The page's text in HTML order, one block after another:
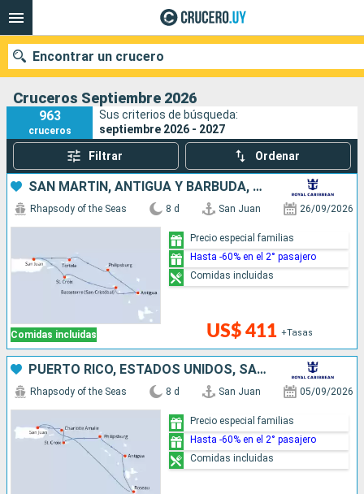
Encontrar un crucero
Nuestros destinos
Fecha de salida
Buscar
Cruceros Septiembre 2026
963
cruceros
Sus criterios de búsqueda:
septiembre 2026 - 2027
Filtrar Ordenar
SAN MARTÍN, ANTIGUA Y BARBUDA, PUERTO RICO
Comidas incluidas
Rhapsody of the Seas 8 d San Juan 26/09/2026
US$ 411 +Tasas
Precio especial familias
Hasta -60% en el 2° pasajero
Comidas incluidas
PUERTO RICO, ESTADOS UNIDOS, SAN MARTÍN, ANTIGUA Y BARBUDA, DOMINICA
Rhapsody of the Seas 8 d San Juan 05/09/2026
Precio especial familias
Hasta -60% en el 2° pasajero
Comidas incluidas